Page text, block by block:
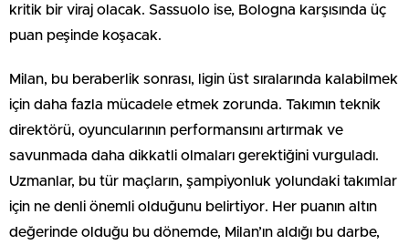
kritik bir viraj olacak. Sassuolo ise, Bologna karşısında üç
puan peşinde koşacak.
Milan, bu beraberlik sonrası, ligin üst sıralarında kalabilmek
için daha fazla mücadele etmek zorunda. Takımın teknik
direktörü, oyuncularının performansını artırmak ve
savunmada daha dikkatli olmaları gerektiğini vurguladı.
Uzmanlar, bu tür maçların, şampiyonluk yolundaki takımlar
için ne denli önemli olduğunu belirtiyor. Her puanın altın
değerinde olduğu bu dönemde, Milan’ın aldığı bu darbe,